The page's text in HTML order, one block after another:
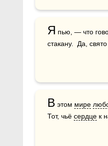
Я пью, — что
стакану.  Да, свято
В этом мире
Тот, чьё сердце к